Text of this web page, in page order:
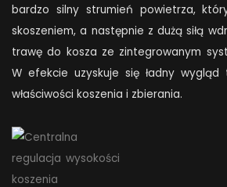
bardzo silny strumień powietrza,
skoszeniem, a następnie z dużą siłą
trawę do kosza ze zintegrowanym
W efekcie uzyskuje się ładny
właściwości koszenia i zbierania.